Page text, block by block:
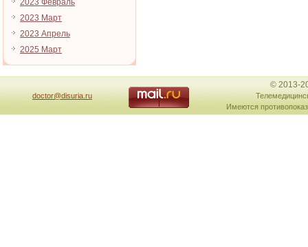
2023 Февраль
2023 Март
2023 Апрель
2025 Март
doctor@disuria.ru
© 2013-
Имеются